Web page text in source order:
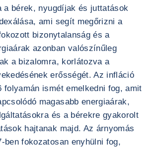
a bérek, nyugdíjak és juttatások
ami segít megőrizni a
bizonytalanság és a
azonban valószínűleg
a bizalomra, korlátozva a
erősségét. Az infláció
folyamán ismét emelkedni fog, amit
magasabb energiaárak,
és a bérekre gyakorolt
hajtanak majd. Az árnyomás
ben fokozatosan enyhülni fog,